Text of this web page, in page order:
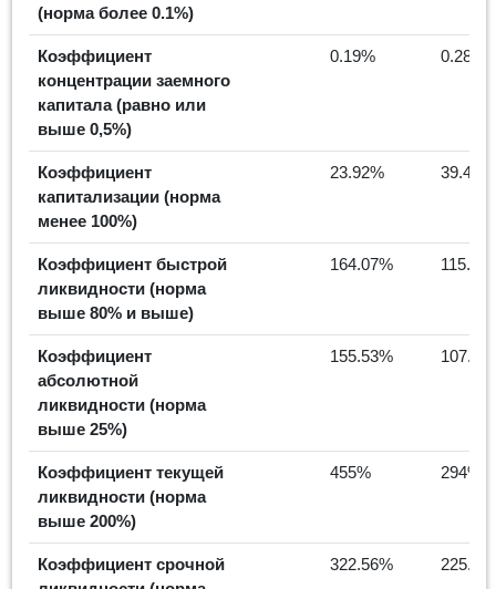
(норма более 0.1%)
Коэффициент
концентрации заемного
капитала (равно или
выше 0,5%)
0.19% 0.28%
Коэффициент
капитализации (норма
менее 100%)
23.92% 39.45%
Коэффициент быстрой
ликвидности (норма
выше 80% и выше)
164.07%
Коэффициент
абсолютной
ликвидности (норма
выше 25%)
155.53%
Коэффициент текущей
ликвидности (норма
выше 200%)
455% 294%
Коэффициент срочной
322.56%